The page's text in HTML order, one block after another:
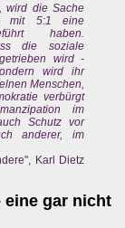
wird die Sache
mit 5:1 eine
haben.
die soziale
wird -
wird ihr
Menschen,
verbürgt
im
Schutz vor
anderer, im
Karl Dietz
eine gar nicht